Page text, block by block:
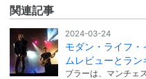
関連記事
2024-03-24
モダン・ライフ
ムレビューとラン
ブラーは、マンチェ